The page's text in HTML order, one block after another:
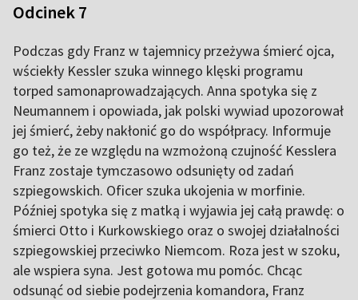
Odcinek 7
Podczas gdy Franz w tajemnicy przeżywa śmierć ojca,
wściekły Kessler szuka winnego klęski programu
torped samonaprowadzających. Anna spotyka się z
Neumannem i opowiada, jak polski wywiad upozorował
jej śmierć, żeby nakłonić go do współpracy. Informuje
go też, że ze względu na wzmożoną czujność Kesslera
Franz zostaje tymczasowo odsunięty od zadań
szpiegowskich. Oficer szuka ukojenia w morfinie.
Później spotyka się z matką i wyjawia jej całą prawdę: o
śmierci Otto i Kurkowskiego oraz o swojej działalności
szpiegowskiej przeciwko Niemcom. Roza jest w szoku,
ale wspiera syna. Jest gotowa mu pomóc. Chcąc
odsunąć od siebie podejrzenia komandora, Franz